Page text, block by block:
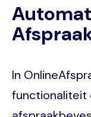
In
functionaliteit